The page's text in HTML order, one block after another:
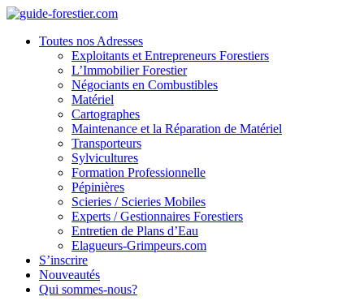
Toutes nos Adresses
Exploitants et Entrepreneurs Forestiers
L’Immobilier Forestier
Négociants en Combustibles
Matériel
Cartographes
Maintenance et la Réparation de Matériel
Transporteurs
Sylvicultures
Formation Professionnelle
Pépinières
Scieries / Scieries Mobiles
Experts / Gestionnaires Forestiers
Entretien de Plans d’Eau
Elagueurs-Grimpeurs.com
S’inscrire
Nouveautés
Qui sommes-nous?